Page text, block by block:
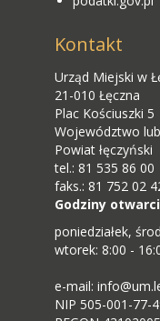
Kontakt
Urząd Miejski w
21-010 Łęczna
Plac Kościuszki 5
Województwo
Powiat łęczyński
tel.: 81 535 86 00
faks.: 81 752 02
Godziny
poniedziałek,
wtorek: 8:00 -
e-mail:
NIP 505-001-77-